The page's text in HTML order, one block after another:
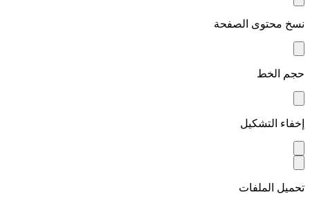
نسخ محتوى الصفحة
حجم الخط
إخفاء التشكيل
تحميل الملفات